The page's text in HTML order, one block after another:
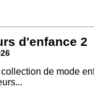
d'enfance 2
collection de mode